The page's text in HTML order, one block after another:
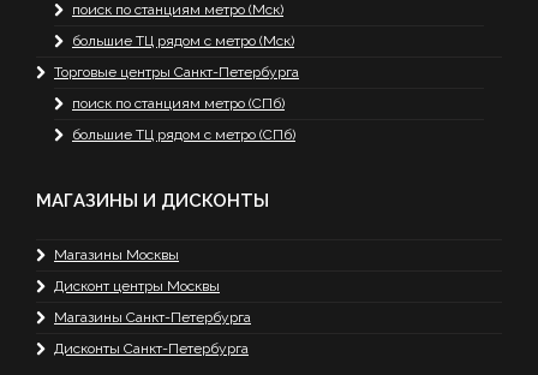
поиск по станциям метро (Мск)
большие ТЦ рядом с метро (Мск)
Торговые центры Санкт-Петербурга
поиск по станциям метро (СПб)
большие ТЦ рядом с метро (СПб)
МАГАЗИНЫ И ДИСКОНТЫ
Магазины Москвы
Дисконт центры Москвы
Магазины Санкт-Петербурга
Дисконты Санкт-Петербурга